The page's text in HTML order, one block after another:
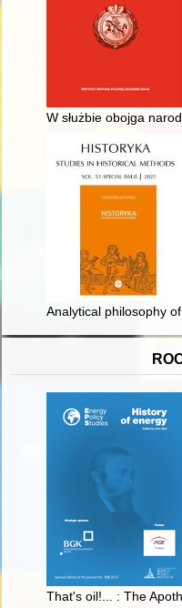
W służbie obojga
Analytical philosophy
That's oil!... : The